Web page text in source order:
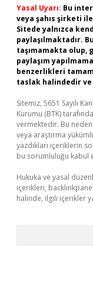
Yasal Uyarı: Bu
veya şahıs şirketi
Sitede yalnızca
paylaşılmaktadır.
taşımamakta olup,
paylaşım
benzerlikleri
taslak halindedir
Sitemiz, 5651 Sayılı
Kurumu (BTK)
vermektedir. Bu
veya araştırma
yazdıkları içeriklerin
bu sorumluluğu kabul
Hukuka ve yasal
içerikleri,
halinde, ilgili içerikler